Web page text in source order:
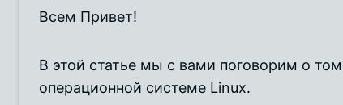
Всем Привет!
В этой статье мы с вами поговорим о
операционной системе Linux.